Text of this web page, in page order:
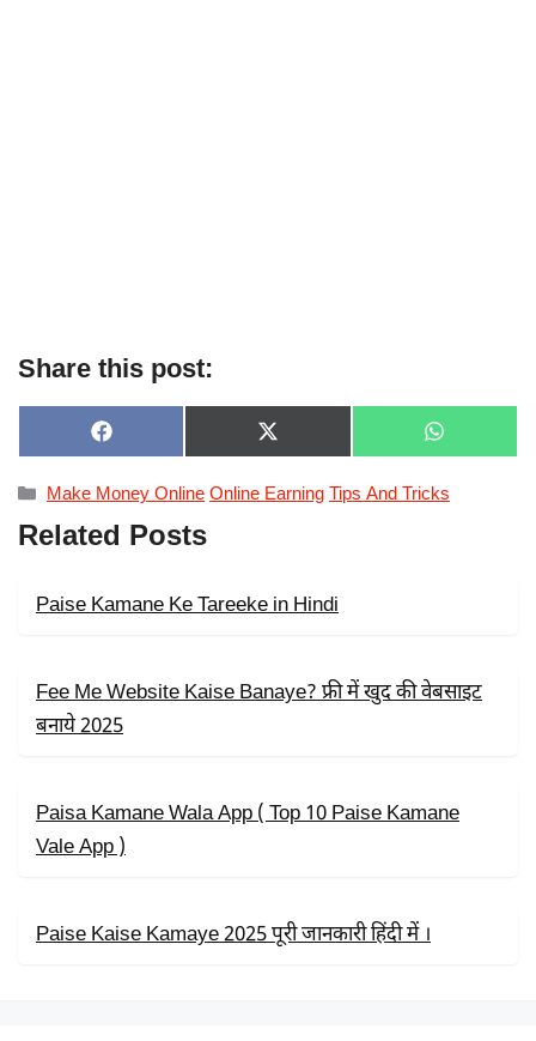
Share this post:
SHARE
ON
F
A
E
B
O
SHARE
ON
X
(
W
R
SHARE
ON
W
H
T
Categories
Make Money Online Online Earning Tips And Tricks
Related Posts
Paise Kamane Ke Tareeke in Hindi
Fee Me Website Kaise Banaye? फ्री में खुद की वेबसाइट
बनाये 2025
Paisa Kamane Wala App ( Top 10 Paise Kamane
Vale App )
Paise Kaise Kamaye 2025 पूरी जानकारी हिंदी में ।